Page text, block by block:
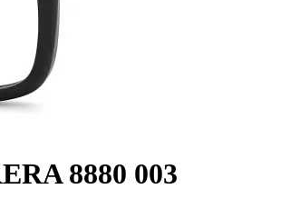
8880 003